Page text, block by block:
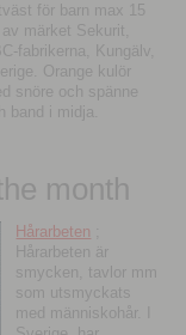
för barn max 15
av märket Sekurit,
fabrikerna, Kungälv,
Orange kulör
snöre och spänne
band i midja.
month
Hårarbeten
Hårarbeten är
smycken, tavlor mm
som utsmyckats
med människohår. I